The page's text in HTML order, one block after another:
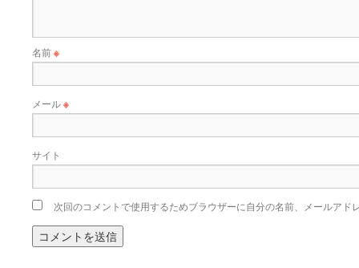
名前※
メール※
サイト
次回のコメントで使用するためブラウザーに自分の名前、メールアド